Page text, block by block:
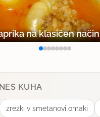
na klasičen način
KUHA
zrezki v smetanovi omaki